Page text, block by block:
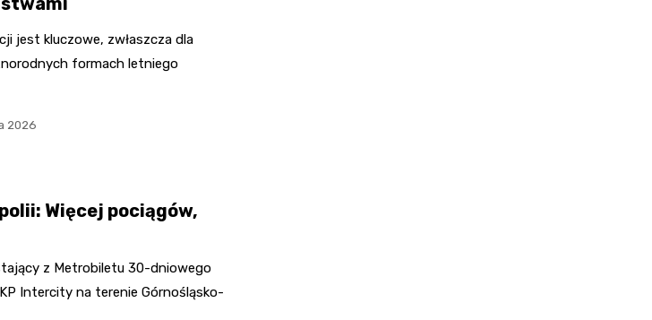
jest kluczowe, zwłaszcza dla
formach letniego
2026
Więcej pociągów,
z Metrobiletu 30-dniowego
Intercity na terenie Górnośląsko-